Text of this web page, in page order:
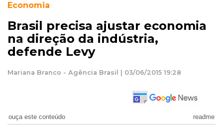
Economia
Brasil precisa ajustar economia
na direção da indústria,
defende Levy
Mariana Branco - Agência Brasil | 03/06/2015 19:28
ouça este conteúdo readme